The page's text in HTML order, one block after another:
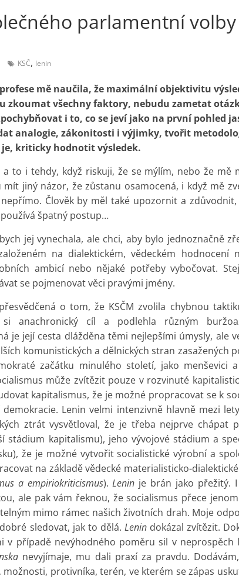
parlamentní volby
KSČ, lenin
mě naučila, že maximální objektivitu
zkoumat všechny faktory, nebudu zametat
i to, co se jeví jako na první pohled
analogie, zákonitosti i výjimky, tvořit
kriticky hodnotit výsledek.
to i tehdy, když riskuji, že se mýlím, nebo že mě
jiný názor, že zůstanu osamocená, i když mě
Člověk by měl také upozornit a zdůvodnit,
špatný postup…
jej vynechala, ale chci, aby bylo jednoznačně
na dialektickém, vědeckém hodnocení
ambicí nebo nějaké potřeby vybočovat.
se pojmenovat věci pravými jmény.
o tom, že KSČM zvolila chybnou
anachronický cíl a podlehla různým
je její cesta dlážděna těmi nejlepšími úmysly, ale
komunistických a dělnických stran zasažených
začátku minulého století, jako menševici
může zvítězit pouze v rozvinuté
kapitalismus, že je možné propracovat se k
Lenin velmi intenzivně hlavně mezi
ztrát vysvětloval, že je třeba nejprve chápat
stádium kapitalismu), jeho vývojové stádium a
že je možné vytvořit socialistické výrobní a
na základě vědecké materialisticko-
a empiriokriticismus).Lenin je brán jako přežitý.
ale pak vám řeknou, že socialismus přece
mimo rámec našich životních drah. Moje
sledovat, jak to dělá. Lenindokázal zvítězit.
v případě nevýhodného poměru sil v neprospěch
nevyjímaje, mu dali praxí za pravdu.
protivníka, terén, ve kterém se zápas